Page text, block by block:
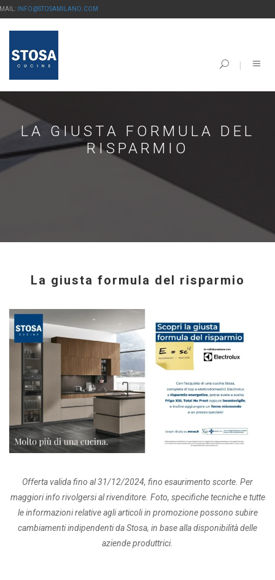
INFO@STOSAMILANO.COM
LA GIUSTA FORMULA DEL
RISPARMIO
La giusta formula del risparmio
Offerta valida fino al 31/12/2024, fino esaurimento scorte. Per
maggiori info rivolgersi al rivenditore. Foto, specifiche tecniche e tutte
le informazioni relative agli articoli in promozione possono subire
cambiamenti indipendenti da Stosa, in base alla disponibilità delle
aziende produttrici.